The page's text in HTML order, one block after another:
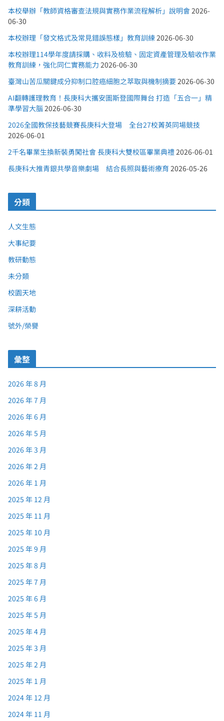
本校舉辦「教師資格審查法規與實務作業流程解析」說明會2026-
06-30
本校辦理「發文格式及常見錯誤態樣」教育訓練2026-06-30
本校辦理114學年度請採購、收料及檢驗、固定資產管理及驗收作業
教育訓練，強化同仁實務能力 2026-06-30
臺灣山苦瓜關鍵成分抑制口腔癌細胞之萃取與機制摘要2026-06-30
AI翻轉護理教育！長庚科大攜安圖斯登國際舞台 打造「五合一」精
準學習大腦 2026-06-30
2026全國教保技藝競賽長庚科大登場 全台27校菁英同場競技
2026-06-01
2千名畢業生換新裝勇闖社會 長庚科大雙校區畢業典禮2026-06-01
長庚科大推青銀共學音樂劇場 結合長照與藝術療育 2026-05-26
分類
人文生態
大事紀要
教研動態
未分類
校園天地
深耕活動
號外/榮譽
彙整
2026 年 8 月
2026 年 7 月
2026 年 6 月
2026 年 5 月
2026 年 3 月
2026 年 2 月
2026 年 1 月
2025 年 12 月
2025 年 11 月
2025 年 10 月
2025 年 9 月
2025 年 8 月
2025 年 7 月
2025 年 6 月
2025 年 5 月
2025 年 4 月
2025 年 3 月
2025 年 2 月
2025 年 1 月
2024 年 12 月
2024 年 11 月